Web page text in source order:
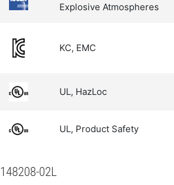
Explosive Atmospheres
KC, EMC
UL, HazLoc
UL, Product Safety
148208-02L